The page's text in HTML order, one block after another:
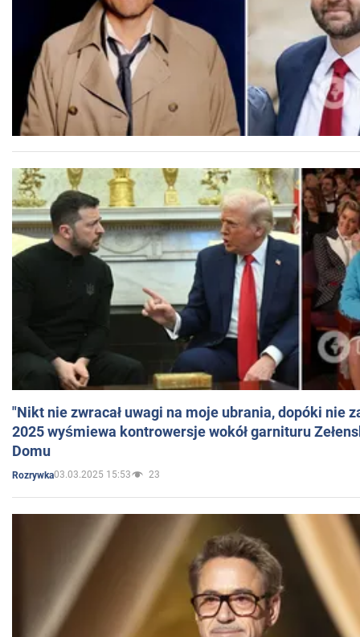
"Nikt nie zwracał uwagi na moje ubrania, dopóki nie
2025 wyśmiewa kontrowersje wokół garnituru
Domu
Rozrywka03.03.2025 15:53 23